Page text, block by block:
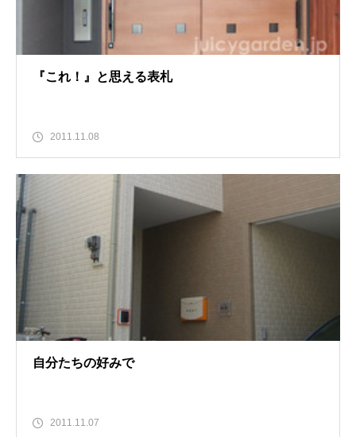
『これ！』と思える表札
2011.11.08
自分たちの好みで
2011.11.07